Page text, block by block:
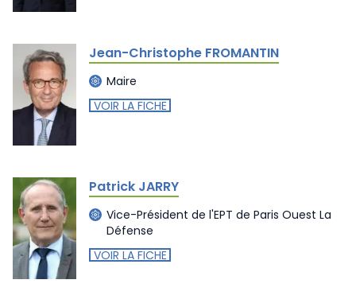
Jean-Christophe FROMANTIN
Maire
VOIR LA FICHE
Patrick JARRY
Vice-Président de l'EPT de Paris Ouest La
Défense
VOIR LA FICHE